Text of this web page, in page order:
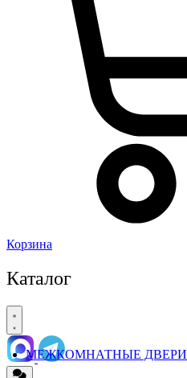
Корзина
Каталог
МЕЖКОМНАТНЫЕ ДВЕРИ